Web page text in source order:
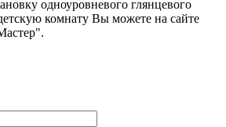
одноуровневого глянцевого
комнату Вы можете на сайте